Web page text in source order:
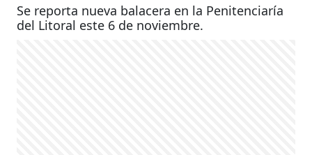
Se reporta nueva balacera en la Penitenciaría
del Litoral este 6 de noviembre.